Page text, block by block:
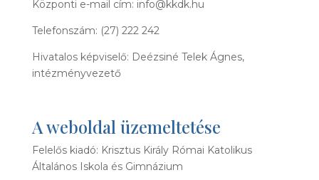
Központi e-mail cím: info@kkdk.hu
Telefonszám: (27) 222 242
Hivatalos képviselő: Deézsiné Telek Ágnes,
intézményvezető
A weboldal üzemeltetése
Felelős kiadó: Krisztus Király Római Katolikus
Általános Iskola és Gimnázium